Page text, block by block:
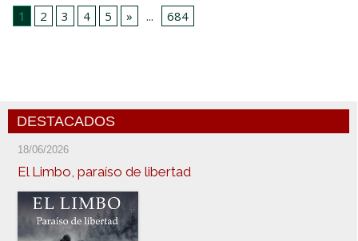
1
2 3 4 5 » ... 684
DESTACADOS
18/06/2026
El Limbo, paraíso de libertad